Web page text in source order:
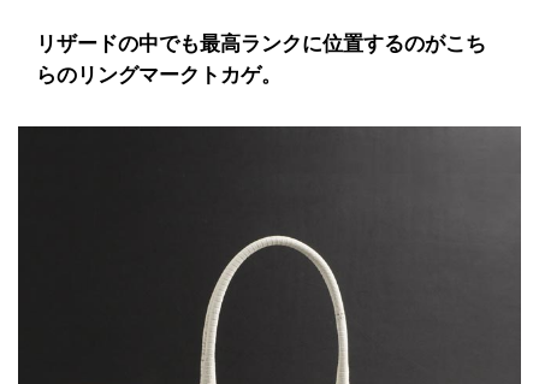
リザードの中でも最高ランクに位置するのがこち
らのリングマークトカゲ。